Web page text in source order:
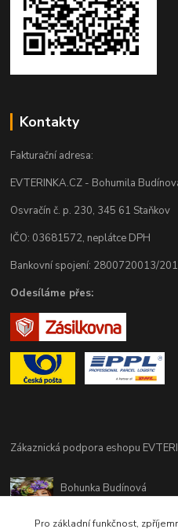
Kontakty
Fakturační adresa:
EVTERINKA.CZ - Bohumila
Osvračín č. p. 230, 345 61 Staňkov
IČO: 03681572, neplátce DPH
Bankovní spojení: 2800720013/
Odesíláme přes:
Zákaznická podpora eshopu
Bohunka Budínová
(Po-Pá - 9:00-17:00hod,
Pro základní funkčnost,